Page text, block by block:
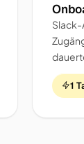
Slack-
1